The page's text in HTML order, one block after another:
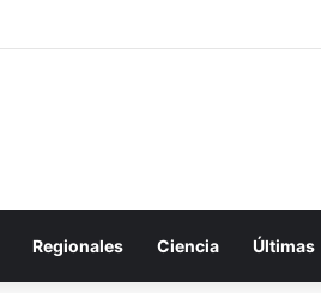
Regionales Ciencia Últimas